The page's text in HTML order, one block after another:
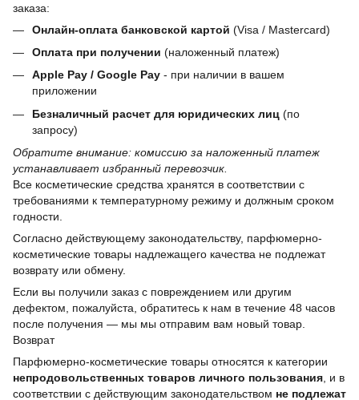
заказа:
Онлайн-оплата банковской картой (Visa / Mastercard)
Оплата при получении (наложенный платеж)
Apple Pay / Google Pay - при наличии в вашем
приложении
Безналичный расчет для юридических лиц (по
запросу)
Обратите внимание: комиссию за наложенный платеж
устанавливает избранный перевозчик.
Все косметические средства хранятся в соответствии с
требованиями к температурному режиму и должным сроком
годности.
Согласно действующему законодательству, парфюмерно-
косметические товары надлежащего качества не подлежат
возврату или обмену.
Если вы получили заказ с повреждением или другим
дефектом, пожалуйста, обратитесь к нам в течение 48 часов
после получения — мы мы отправим вам новый товар.
Возврат
Парфюмерно-косметические товары относятся к категории
непродовольственных товаров личного пользования, и в
соответствии с действующим законодательством не подлежат